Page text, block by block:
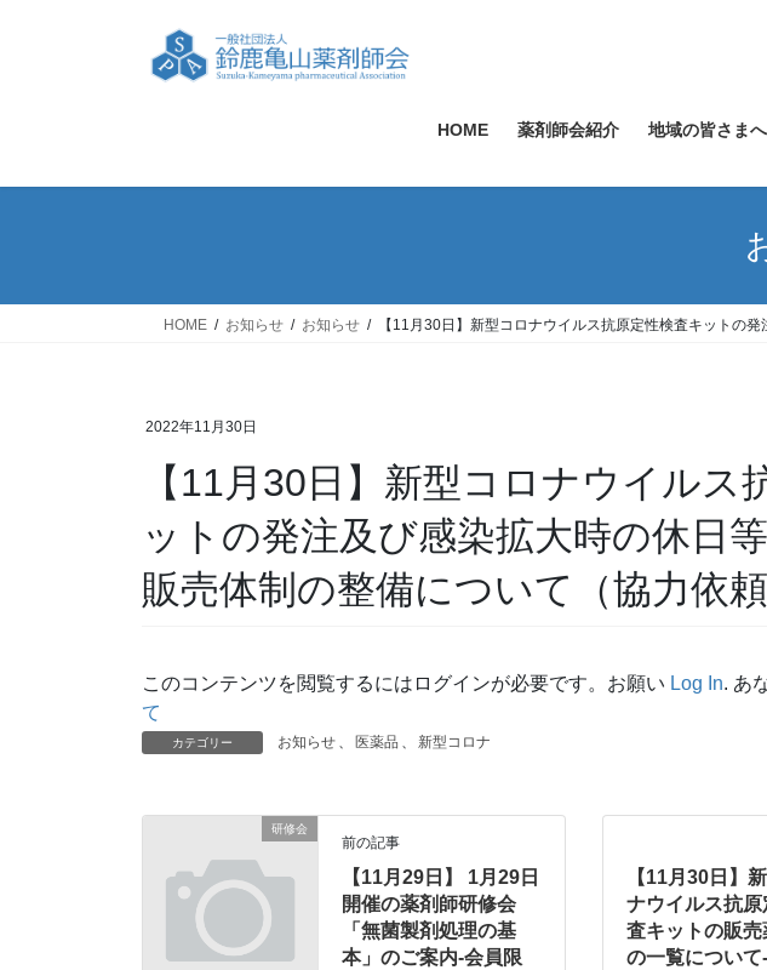
ス
ン
HOME 薬剤師会紹介 地域の皆さまへ
HOME お知らせ お知らせ 【11月30日】新型コロナウイルス抗原定性検査キットの
2022年11月30日
【11月30日】新型コロナウイルス
ットの発注及び感染拡大時の休日
販売体制の整備について（協力依
このコンテンツを閲覧するにはログインが必要です。お願い Log In. あ
て
カテゴリー お知らせ 、 医薬品 、 新型コロナ
研修会
前の記事
【11月29日】 1月29日
開催の薬剤師研修会
「無菌製剤処理の基
本」のご案内-会員限
【11月30日】
ナウイルス抗原
査キットの販売
の一覧について